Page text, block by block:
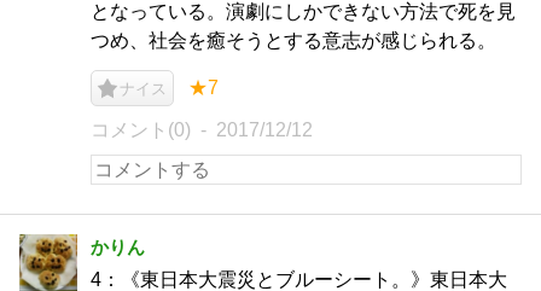
となっている。演劇にしかできない方法で死を見
つめ、社会を癒そうとする意志が感じられる。
ナイス ★7
コメント(0) 2017/12/12
かりん
4：《東日本大震災とブルーシート。》東日本大